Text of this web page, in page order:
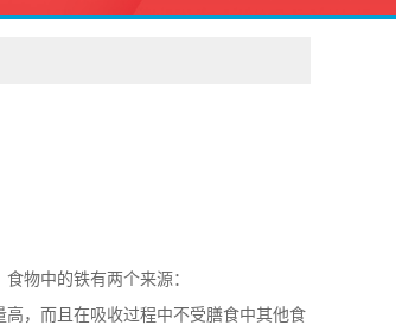
物中的铁有两个来源：
，而且在吸收过程中不受膳食中其他食